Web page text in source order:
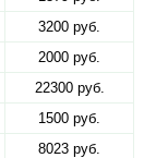
3200 руб.
2000 руб.
22300 руб.
1500 руб.
8023 руб.